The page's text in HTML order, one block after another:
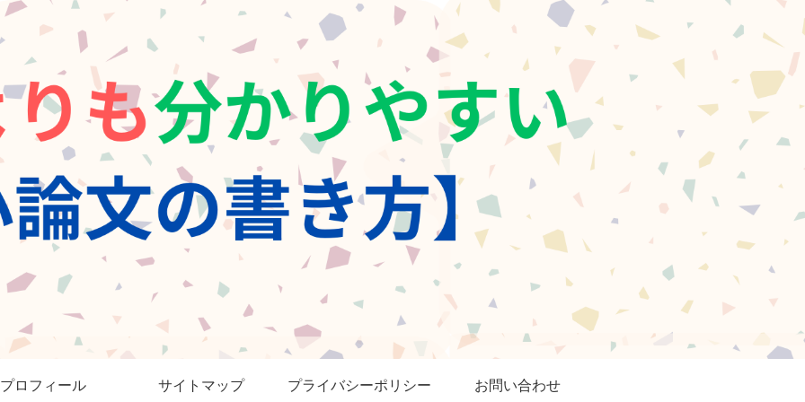
プロフィール サイトマップ プライバシーポリシー お問い合わせ